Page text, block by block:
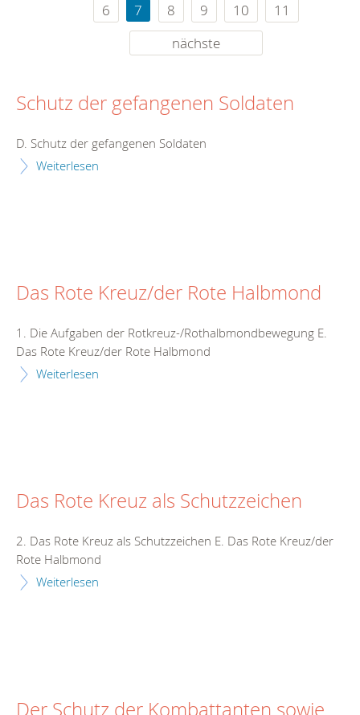
6
7 8 9 10
11
nächste
Schutz der gefangenen Soldaten
D. Schutz der gefangenen Soldaten
Weiterlesen
Das Rote Kreuz/der Rote Halbmond
1. Die Aufgaben der Rotkreuz-/Rothalbmondbewegung E.
Das Rote Kreuz/der Rote Halbmond
Weiterlesen
Das Rote Kreuz als Schutzzeichen
2. Das Rote Kreuz als Schutzzeichen E. Das Rote Kreuz/der
Rote Halbmond
Weiterlesen
Der Schutz der Kombattanten sowie